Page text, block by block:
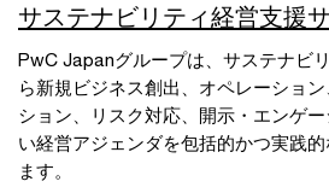
サステナビリティ経営支援
PwC Japanグループは、サステナビ
ら新規ビジネス創出、オペレーショ
ション、リスク対応、開示・エンゲ
い経営アジェンダを包括的かつ実践
ます。